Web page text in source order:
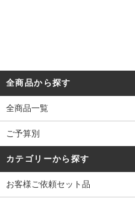
全商品から探す
全商品一覧
ご予算別
カテゴリーから探す
お客様ご依頼セット品